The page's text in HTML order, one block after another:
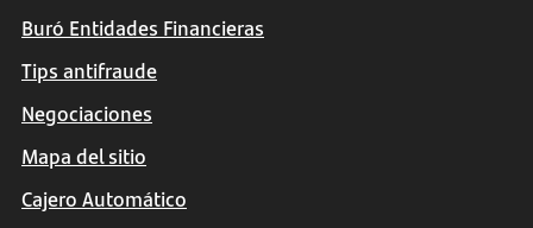
Buró Entidades Financieras
Tips antifraude
Negociaciones
Mapa del sitio
Cajero Automático